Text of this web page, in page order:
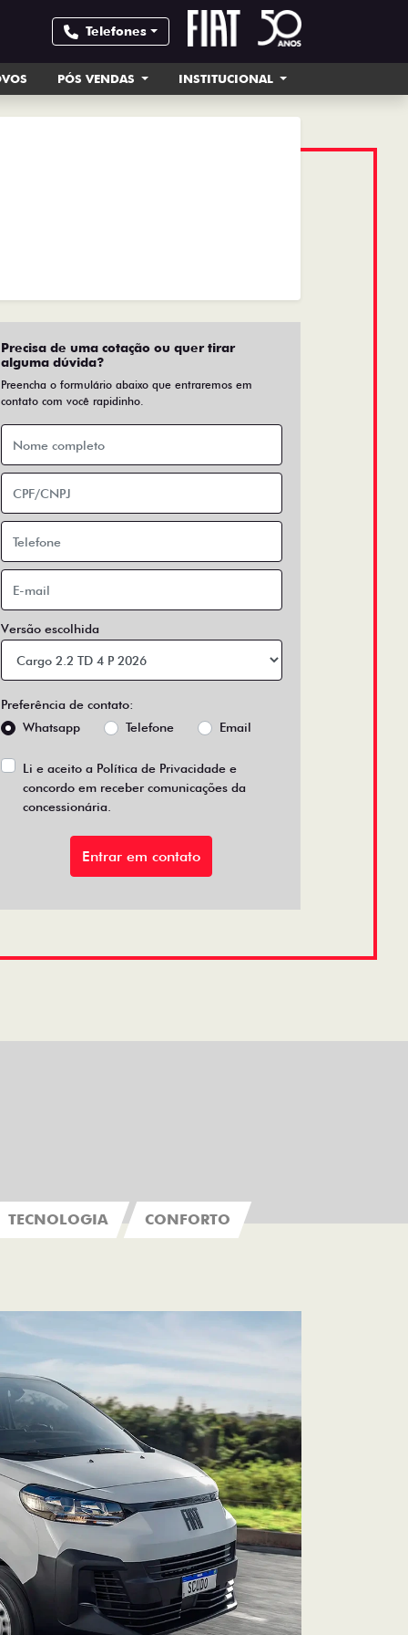
Telefones
PÓS VENDAS INSTITUCIONAL
Precisa de uma cotação ou quer tirar
alguma dúvida?
Preencha o formulário abaixo que entraremos em
contato com você rapidinho.
Versão escolhida
Preferência de contato:
Whatsapp
Telefone Email
Li e aceito a Política de Privacidadee
concordo em receber comunicações da
concessionária.
Entrar em contato
TECNOLOGIA CONFORTO